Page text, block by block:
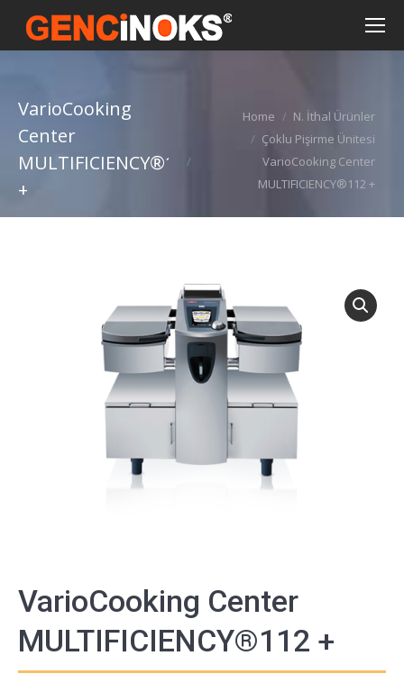
VarioCooking
Center
MULTIFICIENCY®112
+
You are here:Home
N. İthal Ürünler
Çoklu Pişirme Ünitesi
VarioCooking Center
MULTIFICIENCY®112 +
VarioCooking Center
MULTIFICIENCY®112 +